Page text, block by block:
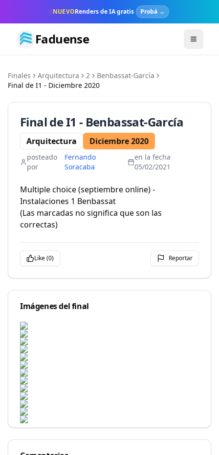
NUEVORenders de IA gratis Probá →
Faduense Toggle
Finales Arquitectura 2
Benbassat-García
Final de I1 - Diciembre 2020
Final deI1 - Benbassat-García
Arquitectura Diciembre2020
posteado
por
Fernando
Soracaba
en la fecha
05/02/2021
Multiple choice (septiembre online) -
Instalaciones 1 Benbassat
(Las marcadas no significa que son las
correctas)
Like (0) Reportar
Imágenes del final